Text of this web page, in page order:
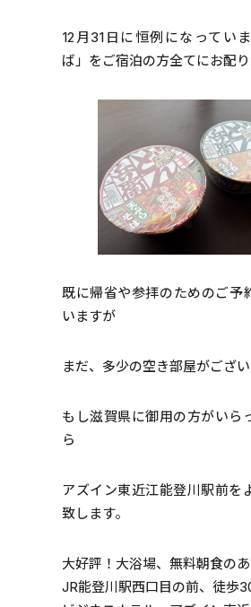
12月31日に恒例になってい
ば」をご宿泊の方全てにお配り
既に帰省や参拝のためのご予
いますが
まだ、多少の空き部屋がござ
もし滋賀県に御用の方がいら
ら
アズイン東近江能登川駅前を
致します。
大好評！大浴場、無料朝食のあ
JR能登川駅西口目の前、徒歩